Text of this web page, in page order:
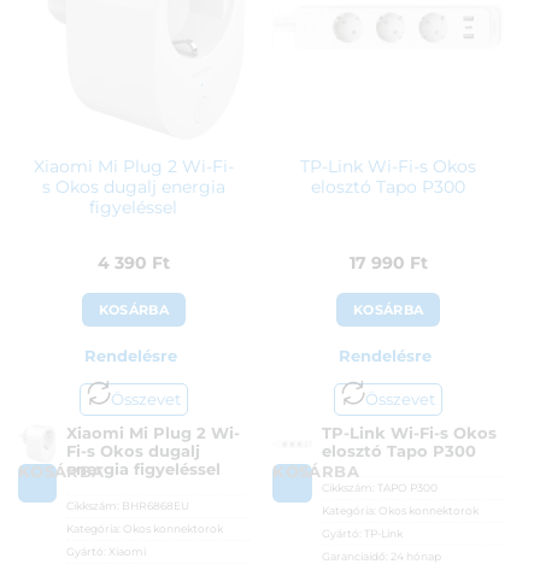
Xiaomi Mi Plug 2 Wi-Fi-
s Okos dugalj energia
figyeléssel
4 390 Ft
KOSÁRBA
Rendelésre
Összevet
KOSÁRBA
Xiaomi Mi Plug 2 Wi-
Fi-s Okos dugalj
energia figyeléssel
Cikkszám: BHR6868EU
Kategória: Okos konnektorok
Gyártó: Xiaomi
TP-Link Wi-Fi-s Okos
elosztó Tapo P300
17 990 Ft
KOSÁRBA
Rendelésre
Összevet
KOSÁRBA
TP-Link Wi-Fi-s Okos
elosztó Tapo P300
Cikkszám:
TAPO P300
Kategória: Okos konnektorok
Gyártó:
TP-Link
Garanciaidő:
24 hónap